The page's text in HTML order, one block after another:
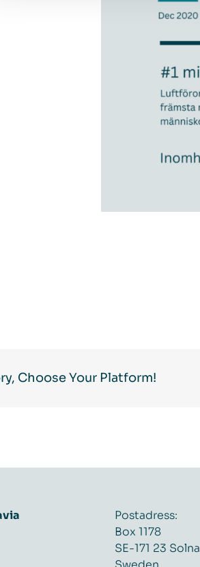
Choose Your Platform!
Postadress:
Box 1178
SE-171 23 Solna